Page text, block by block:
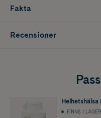
Fakta
Recensioner
FINNS I LAGER